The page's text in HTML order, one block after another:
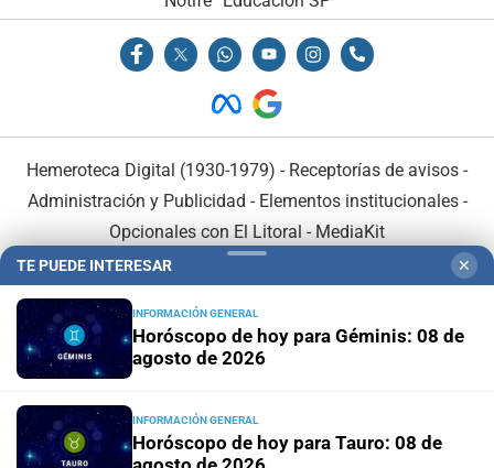
Hemeroteca Digital (1930-1979) - Receptorías de avisos -
Administración y Publicidad - Elementos institucionales-
Opcionales con El Litoral - MediaKit
En Asociación con:
TE PUEDE INTERESAR ✕
INFORMACIÓN GENERAL
Horóscopo de hoy para Géminis: 08 de
agosto de 2026
INFORMACIÓN GENERAL
Horóscopo de hoy para Tauro: 08 de